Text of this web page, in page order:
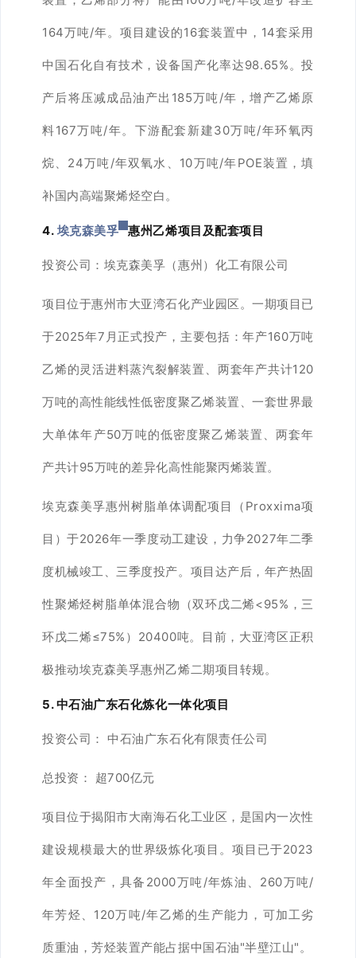
164万吨/年。项目建设的16套装置中，14套采用
中国石化自有技术，设备国产化率达98.65%。投
产后将压减成品油产出185万吨/年，增产乙烯原
料167万吨/年。下游配套新建30万吨/年环氧丙
烷、24万吨/年双氧水、10万吨/年POE装置，填
补国内高端聚烯烃空白。
4. 埃克森美孚 惠州乙烯项目及配套项目
投资公司： 埃克森美孚（惠州）化工有限公司
项目位于惠州市大亚湾石化产业园区。一期项目已
于2025年7月正式投产，主要包括：年产160万吨
乙烯的灵活进料蒸汽裂解装置、两套年产共计120
万吨的高性能线性低密度聚乙烯装置、一套世界最
大单体年产50万吨的低密度聚乙烯装置、两套年
产共计95万吨的差异化高性能聚丙烯装置。
埃克森美孚惠州树脂单体调配项目（Proxxima项
目）于2026年一季度动工建设，力争2027年二季
度机械竣工、三季度投产。项目达产后，年产热固
性聚烯烃树脂单体混合物（双环戊二烯<95%，三
环戊二烯≤75%）20400吨。目前，大亚湾区正积
极推动埃克森美孚惠州乙烯二期项目转规。
5. 中石油广东石化炼化一体化项目
投资公司： 中石油广东石化有限责任公司
总投资： 超700亿元
项目位于揭阳市大南海石化工业区，是国内一次性
建设规模最大的世界级炼化项目。项目已于2023
年全面投产，具备2000万吨/年炼油、260万吨/
年芳烃、120万吨/年乙烯的生产能力，可加工劣
质重油，芳烃装置产能占据中国石油"半壁江山"。